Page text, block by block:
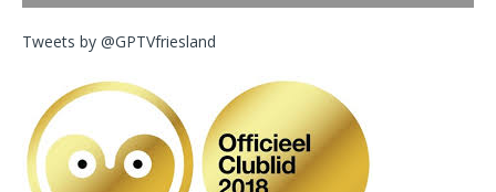
Tweets by @GPTVfriesland